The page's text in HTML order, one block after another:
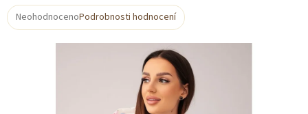
Průměrné
NeohodnocenoPodrobnosti hodnocení